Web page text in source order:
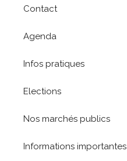
Contact
Agenda
Infos pratiques
Elections
Nos marchés publics
Informations importantes